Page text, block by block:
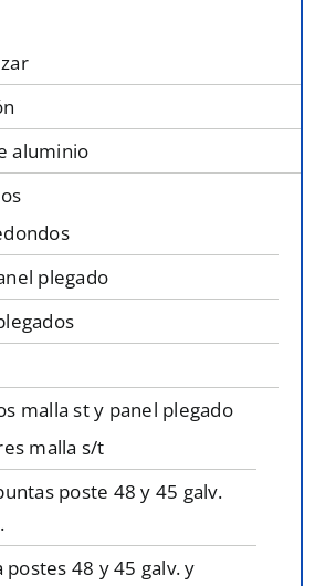
aluminio
plegado
malla st y panel plegado
malla s/t